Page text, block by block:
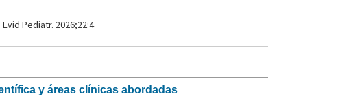
Pediatr. 2026;22:4
y áreas clínicas abordadas